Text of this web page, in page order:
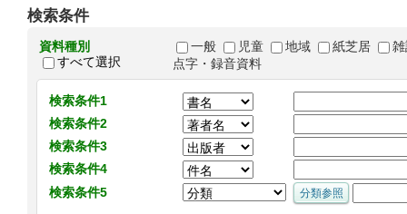
検索条件
資料種別
すべて選択
一般 児童 地域 紙芝居
点字・録音資料
検索条件1
検索条件2
検索条件3
検索条件4
検索条件5